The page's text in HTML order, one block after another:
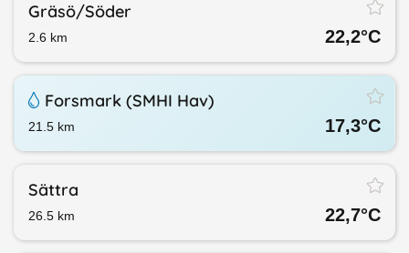
Gräsö/​Söder
2.6 km 22,2°C
Forsmark (SMHI Hav)
21.5 km 17,3°C
Sättra
26.5 km 22,7°C